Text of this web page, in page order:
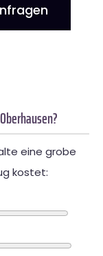
eine grobe
kostet: